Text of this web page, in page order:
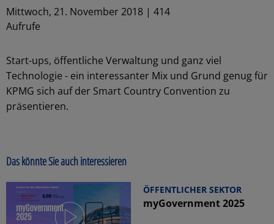
Mittwoch, 21. November 2018 | 414
Aufrufe
Start-ups, öffentliche Verwaltung und ganz viel
Technologie - ein interessanter Mix und Grund genug für
KPMG sich auf der Smart Country Convention zu
präsentieren.
Das könnte Sie auch interessieren
ÖFFENTLICHER SEKTOR
myGovernment 2025